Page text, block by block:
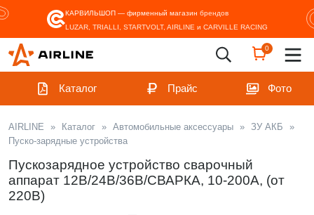
КАРВИЛЬШОП — фирменный магазин брендов
LUZAR, TRIALLI, STARTVOLT, AIRLINE и CARVILLE RACING
0
Каталог Прайс Фото
AIRLINE » Каталог » Автомобильные аксессуары » ЗУ АКБ
»
Пуско-зарядные устройства
Пускозарядное устройство сварочный
аппарат 12В/24В/36В/СВАРКА, 10-200А, (от
220В)